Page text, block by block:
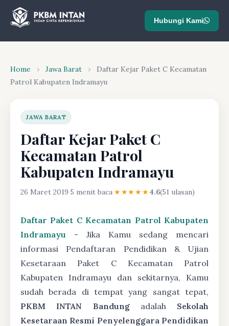
Hubungi Kami
Home › Jawa Barat ›
Daftar Kejar Paket C Kecamatan
Patrol Kabupaten Indramayu
JAWA BARAT
Daftar Kejar Paket C
Kecamatan Patrol
Kabupaten Indramayu
26 Maret 2019·5 menit baca·★★★★★4.6(51 ulasan)
Daftar Paket C Kecamatan Patrol Kabupaten
Indramayu - Jika Kamu sedang mencari
informasi Pendaftaran Pendidikan & Ujian
Kesetaraan Paket C Kecamatan Patrol
Kabupaten Indramayu dan sekitarnya, Kamu
sudah berada di tempat yang sangat tepat,
PKBM INTAN Bandungadalah Sekolah
Kesetaraan Resmi Penyelenggara Pendidikan